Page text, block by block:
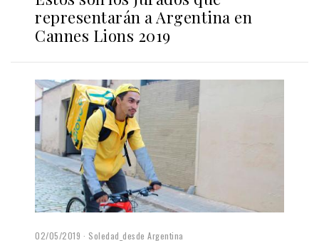
representarán a Argentina en
Cannes Lions 2019
02/05/2019 Soledad_desde Argentina